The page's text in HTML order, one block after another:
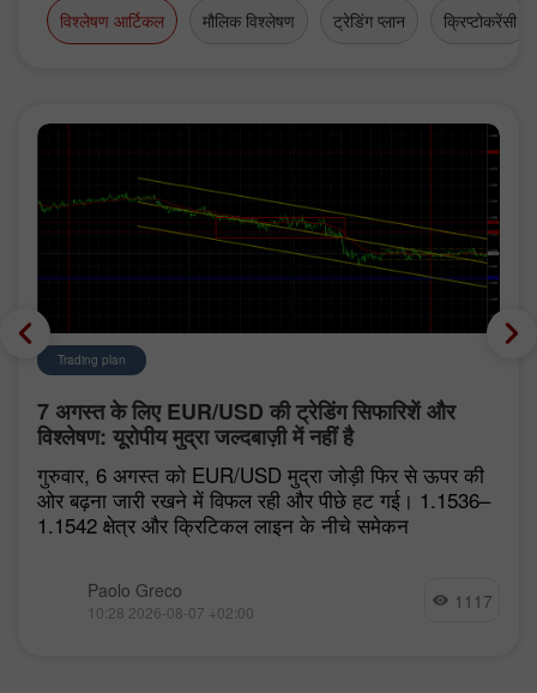
विश्लेषण आर्टिकल मौलिक विश्लेषण ट्रेडिंग प्लान क्रिप्टोकरेंसी
Trading plan
7 अगस्त के लिए EUR/USD की ट्रेडिंग सिफारिशें और
विश्लेषण: यूरोपीय मुद्रा जल्दबाज़ी में नहीं है
गुरुवार, 6 अगस्त को EUR/USD मुद्रा जोड़ी फिर से ऊपर की
ओर बढ़ना जारी रखने में विफल रही और पीछे हट गई। 1.1536–
1.1542 क्षेत्र और क्रिटिकल लाइन के नीचे समेकन
Paolo Greco
10:28 2026-08-07 +02:00 1117